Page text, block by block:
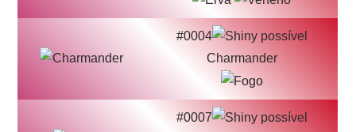
#0004
Charmander
#0007